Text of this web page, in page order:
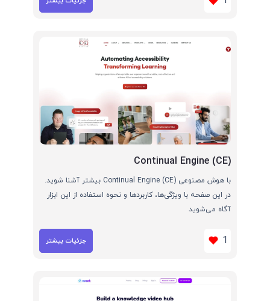
Continual Engine (CE)
با هوش مصنوعی Continual Engine (CE) بیشتر آشنا شوید.
در این صفحه با ویژگی‌ها، کاربردها و نحوه استفاده از این ابزار
آگاه می‌شوید
1 جزئیات بیشتر